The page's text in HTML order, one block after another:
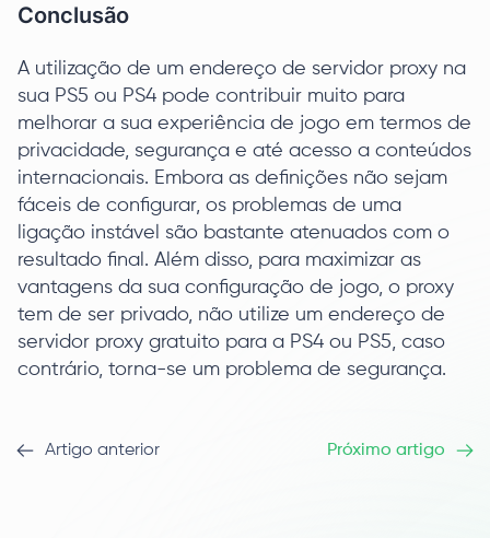
Conclusão
A utilização de um endereço de servidor proxy na
sua PS5 ou PS4 pode contribuir muito para
melhorar a sua experiência de jogo em termos de
privacidade, segurança e até acesso a conteúdos
internacionais. Embora as definições não sejam
fáceis de configurar, os problemas de uma
ligação instável são bastante atenuados com o
resultado final. Além disso, para maximizar as
vantagens da sua configuração de jogo, o proxy
tem de ser privado, não utilize um endereço de
servidor proxy gratuito para a PS4 ou PS5, caso
contrário, torna-se um problema de segurança.
Artigo anterior Próximo artigo